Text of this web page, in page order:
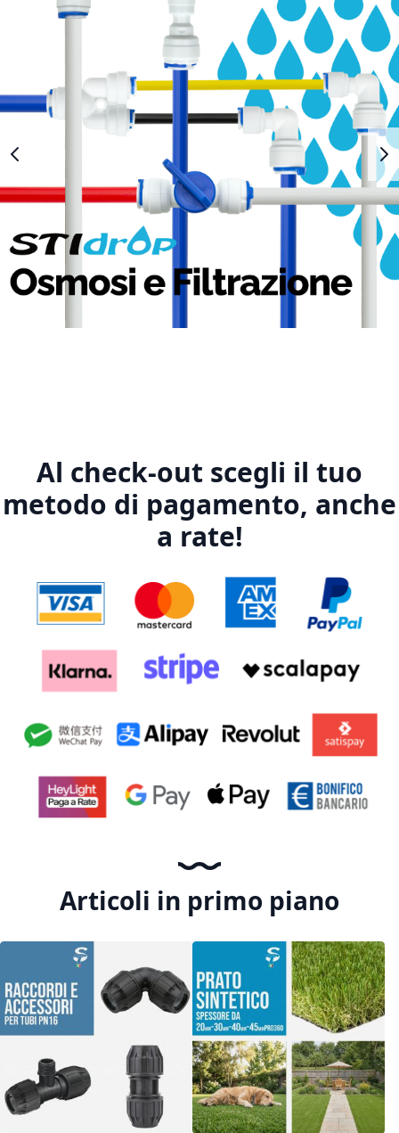
Al check-out scegli il tuo
metodo di pagamento, anche
a rate!
Articoli in primo piano